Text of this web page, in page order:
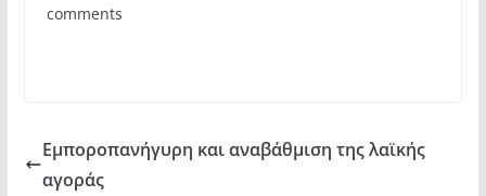
comments
Εμποροπανήγυρη και αναβάθμιση της λαϊκής
αγοράς